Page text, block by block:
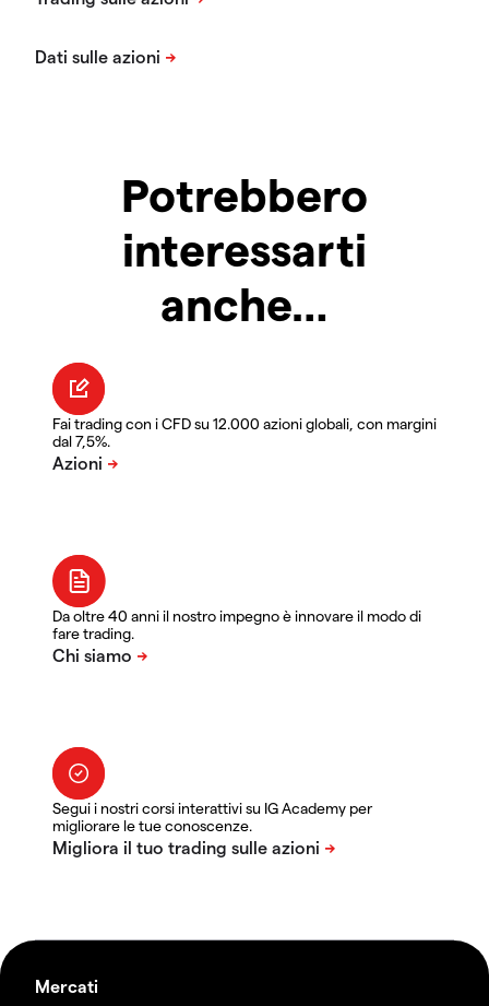
Potrebbero
interessarti
anche…
Fai trading con i CFD su 12.000 azioni globali, con margini
dal 7,5%.
Da oltre 40 anni il nostro impegno è innovare il modo di
fare trading.
Segui i nostri corsi interattivi su IG Academy per
migliorare le tue conoscenze.
Mercati